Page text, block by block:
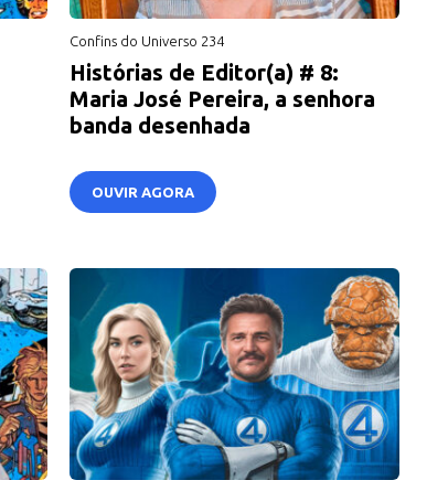
Confins do Universo 234
Histórias de Editor(a) # 8:
Maria José Pereira, a senhora
banda desenhada
OUVIR AGORA